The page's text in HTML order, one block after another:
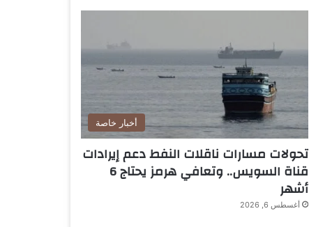
أخبار خاصة
تحولات مسارات ناقلات النفط دعم إيرادات
قناة السويس.. وتعافي هرمز يحتاج 6
أشهر
أغسطس 6, 2026